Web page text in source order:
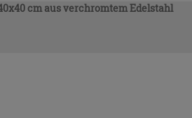
cm aus verchromtem Edelstahl